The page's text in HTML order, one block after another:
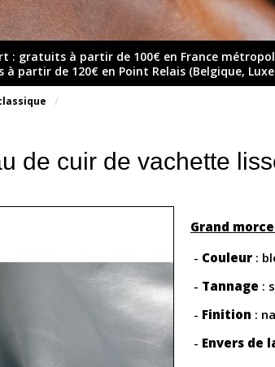
: gratuits à partir de 100€ en France
partir de 120€ en Point Relais (Belgique,
de cuir de vachette
Grand
- Couleur :
- Tannage :
- Finition :
- Envers de